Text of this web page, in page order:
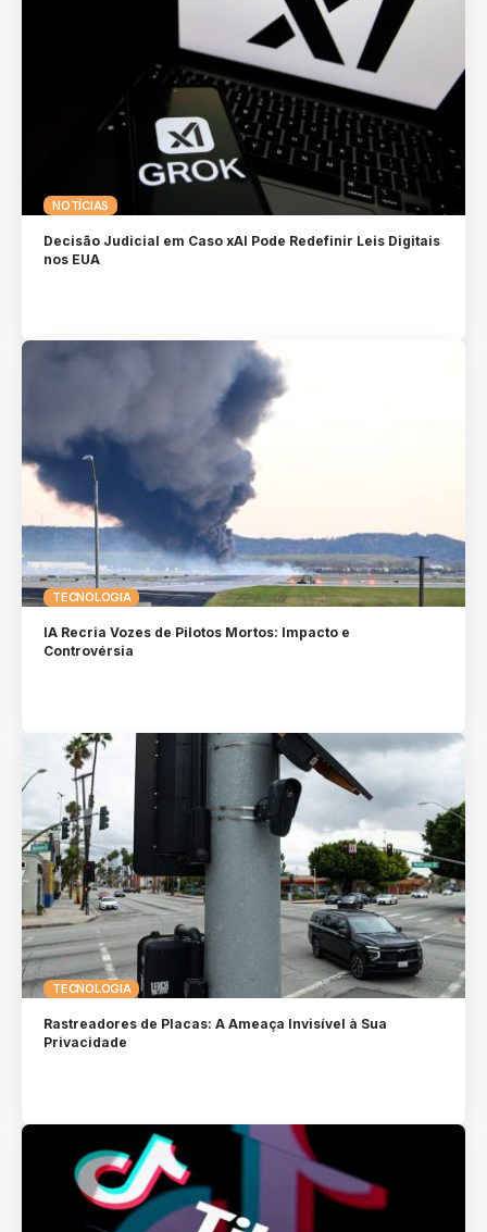
NOTÍCIAS
Decisão Judicial em Caso xAI Pode Redefinir Leis Digitais
nos EUA
TECNOLOGIA
IA Recria Vozes de Pilotos Mortos: Impacto e
Controvérsia
TECNOLOGIA
Rastreadores de Placas: A Ameaça Invisível à Sua
Privacidade